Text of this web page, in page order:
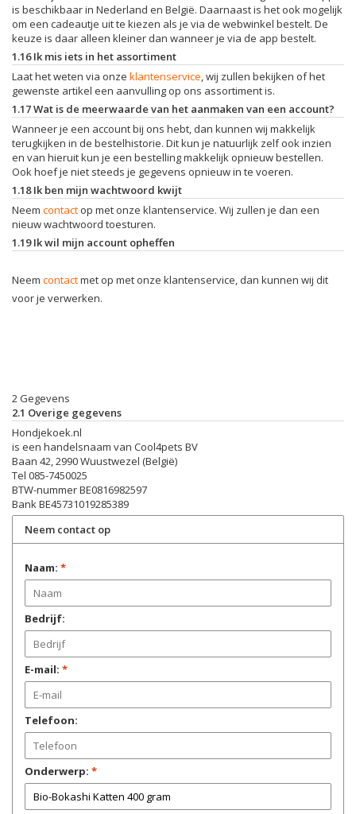
is beschikbaar in Nederland en België. Daarnaast is het ook mogelijk
om een cadeautje uit te kiezen als je via de webwinkel bestelt. De
keuze is daar alleen kleiner dan wanneer je via de app bestelt.
1.16 Ik mis iets in het assortiment
Laat het weten via onze klantenservice, wij zullen bekijken of het
gewenste artikel een aanvulling op ons assortiment is.
1.17 Wat is de meerwaarde van het aanmaken van een account?
Wanneer je een account bij ons hebt, dan kunnen wij makkelijk
terugkijken in de bestelhistorie. Dit kun je natuurlijk zelf ook inzien
en van hieruit kun je een bestelling makkelijk opnieuw bestellen.
Ook hoef je niet steeds je gegevens opnieuw in te voeren.
1.18 Ik ben mijn wachtwoord kwijt
Neem contact op met onze klantenservice. Wij zullen je dan een
nieuw wachtwoord toesturen.
1.19 Ik wil mijn account opheffen
Neem contactmet op met onze klantenservice, dan kunnen wij dit
voor je verwerken.
2 Gegevens
2.1 Overige gegevens
Hondjekoek.nl
is een handelsnaam van Cool4pets BV
Baan 42, 2990 Wuustwezel (België)
Tel 085-7450025
BTW-nummerBE0816982597
Bank BE45731019285389
Neem contact op
Naam: *
Bedrijf:
E-mail: *
Telefoon:
Onderwerp: *